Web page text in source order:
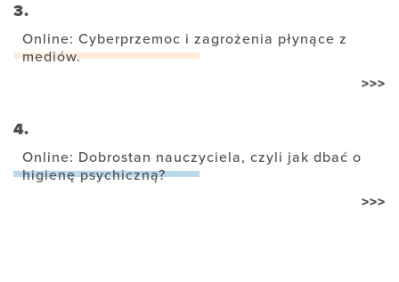
3.
Online: Cyberprzemoc i zagrożenia płynące z
mediów.
>>>
4.
Online: Dobrostan nauczyciela, czyli jak dbać o
higienę psychiczną?
>>>